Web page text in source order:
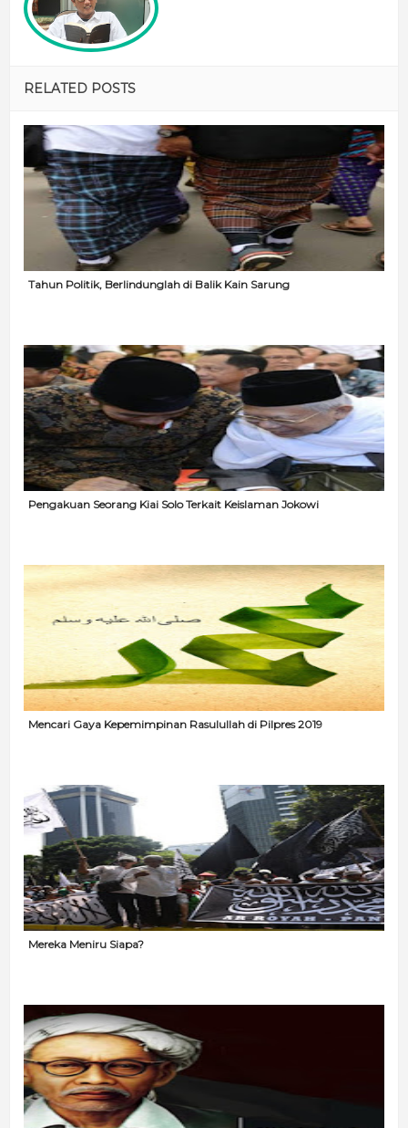
RELATED POSTS
Tahun Politik, Berlindunglah di Balik Kain Sarung
Pengakuan Seorang Kiai Solo Terkait Keislaman Jokowi
Mencari Gaya Kepemimpinan Rasulullah di Pilpres 2019
Mereka Meniru Siapa?